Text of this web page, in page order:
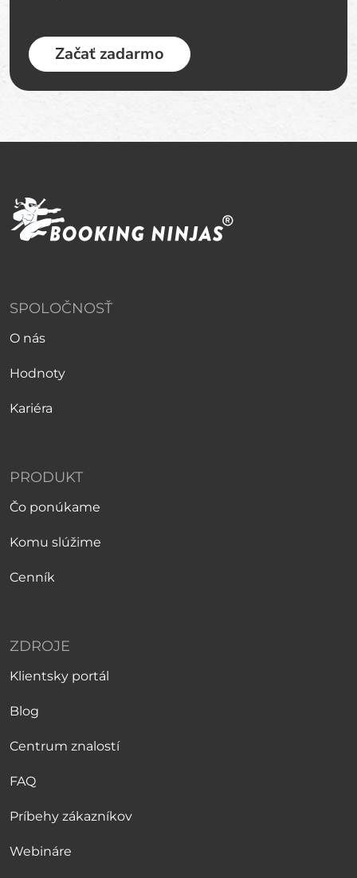
Začať zadarmo
SPOLOČNOSŤ
O nás
Hodnoty
Kariéra
PRODUKT
Čo ponúkame
Komu slúžime
Cenník
ZDROJE
Klientsky portál
Blog
Centrum znalostí
FAQ
Príbehy zákazníkov
Webináre